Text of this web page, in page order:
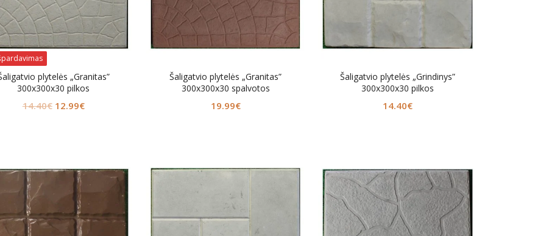
plytelės „Granitas”
300x300x30 pilkos
14.40€ Original
12.99€Current
Šaligatvio plytelės „Granitas”
300x300x30 spalvotos
19.99€
Šaligatvio plytelės „Grindinys”
300x300x30 pilkos
14.40€